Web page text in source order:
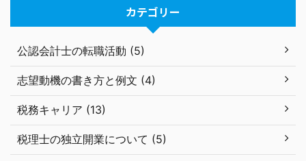
カテゴリー
公認会計士の転職活動 (5)
志望動機の書き方と例文 (4)
税務キャリア (13)
税理士の独立開業について (5)